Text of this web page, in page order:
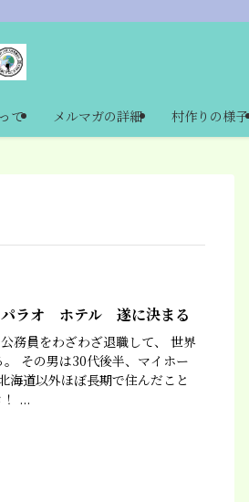
て メルマガの詳細 村作りの様子
ラオ ホテル 遂に決まる
務員をわざわざ退職して、 世界
その男は30代後半、マイホー
海道以外ほぼ長期で住んだこと
...